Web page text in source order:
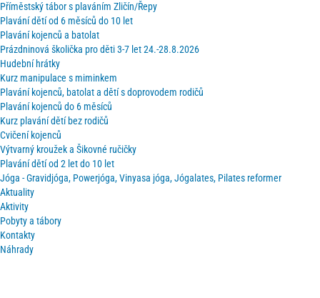
Příměstský tábor s plaváním Zličín/Řepy
Plavání dětí od 6 měsíců do 10 let
Plavání kojenců a batolat
Prázdninová školička pro děti 3-7 let 24.-28.8.2026
Hudební hrátky
Kurz manipulace s miminkem
Plavání kojenců, batolat a dětí s doprovodem rodičů
Plavání kojenců do 6 měsíců
Kurz plavání dětí bez rodičů
Cvičení kojenců
Výtvarný kroužek a Šikovné ručičky
Plavání dětí od 2 let do 10 let
Jóga - Gravidjóga, Powerjóga, Vinyasa jóga, Jógalates, Pilates reformer
Aktuality
Aktivity
Pobyty a tábory
Kontakty
Náhrady